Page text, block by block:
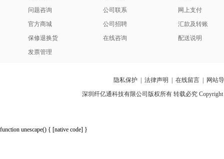
问题咨询
官方商城
保修退换货
发票管理
公司联系
公司招聘
在线咨询
网上支付
汇款及转账
配送说明
隐私保护 法律声明 在线留言
网站
深圳纤亿通科技有限公司版权所有 转载必究
function unescape() { [native code] }